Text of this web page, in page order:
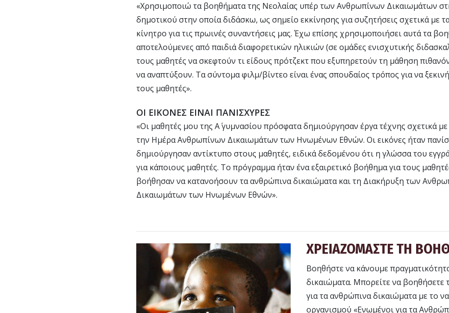
«Χρησιμοποιώ τα βοηθήματα της Νεολαίας υπέρ των Ανθρωπίνων Δικαιωμάτων
δημοτικού στην οποία διδάσκω, ως σημείο εκκίνησης για συζητήσεις σχετικά με
κίνητρο για τις πρωινές συναντήσεις μας. Έχω επίσης χρησιμοποιήσει αυτά τα
αποτελούμενες από παιδιά διαφορετικών ηλικιών (σε ομάδες ενισχυτικής
τους μαθητές να σκεφτούν τι είδους πρότζεκτ που εξυπηρετούν τη μάθηση
να αναπτύξουν. Τα σύντομα φιλμ/βίντεο είναι ένας σπουδαίος τρόπος για να
τους μαθητές».
ΟΙ ΕΙΚΟΝΕΣ ΕΙΝΑΙ ΠΑΝΙΣΧΥΡΕΣ
«Οι μαθητές μου της Α΄ γυμνασίου πρόσφατα δημιούργησαν έργα τέχνης σχετικά
την Ημέρα Ανθρωπίνων Δικαιωμάτων των Ηνωμένων Εθνών. Οι εικόνες ήταν
δημιούργησαν αντίκτυπο στους μαθητές, ειδικά δεδομένου ότι η γλώσσα του
για κάποιους μαθητές. Το πρόγραμμα ήταν ένα εξαιρετικό βοήθημα για τους
βοήθησαν να κατανοήσουν τα ανθρώπινα δικαιώματα και τη Διακήρυξη των
Δικαιωμάτων των Ηνωμένων Εθνών».
ΧΡΕΙΑΖΟΜΑΣΤΕ ΤΗ
Βοηθήστε να κάνουμε
δικαιώµατα. Μπορείτε να βοηθήσετε
για τα ανθρώπινα δικαιώματα με το
οργανισμού «Ενωμένοι για τα